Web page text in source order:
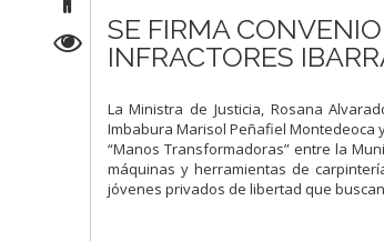
SE FIRMA
INFRACTORES
La Ministra de Justicia, Rosana
Imbabura Marisol Peñafiel
“Manos Transformadoras” entre la
máquinas y herramientas de
jóvenes privados de libertad que